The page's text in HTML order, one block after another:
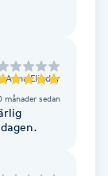
Anna Elinder
månader sedan